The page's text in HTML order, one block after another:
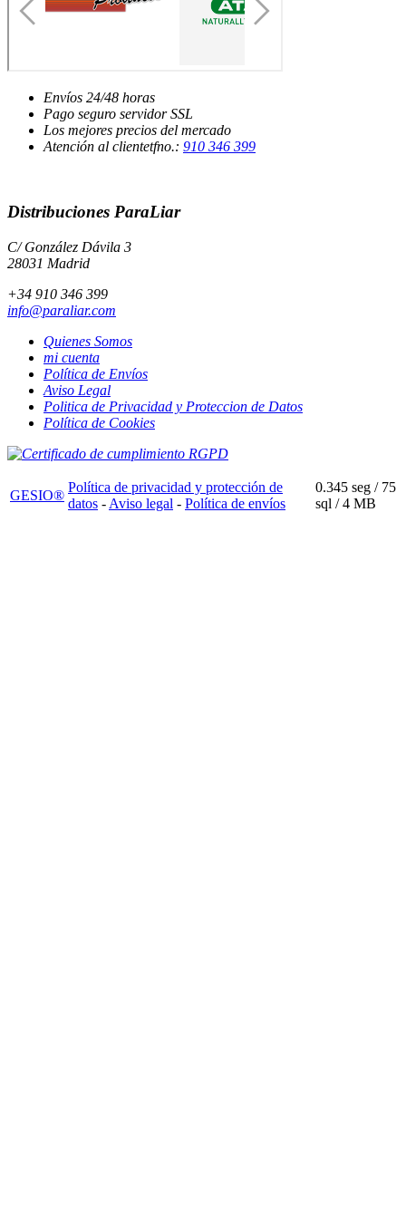
Envíos 24/48 horas
Pago seguro servidor SSL
Los mejores precios del mercado
Atención al clientetfno.: 910 346 399
Distribuciones ParaLiar
C/ González Dávila 3
28031 Madrid
+34 910 346 399
info@paraliar.com
Quienes Somos
mi cuenta
Política de Envíos
Aviso Legal
Politica de Privacidad y Proteccion de Datos
Política de Cookies
GESIO®
Política de privacidad y protección de
datos - Aviso legal - Política de envíos
0.345 seg / 75
sql / 4 MB